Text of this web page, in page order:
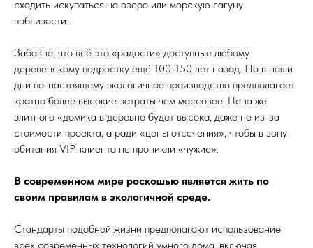
сходить искупаться на озеро или морскую лагуну
поблизости.
Забавно, что всё это «радости» доступные любому
деревенскому подростку ещё 100-150 лет назад. Но в наши
дни по-настоящему экологичное производство предполагает
кратно более высокие затраты чем массовое. Цена же
элитного «домика в деревне будет высока, даже не из-за
стоимости проекта, а ради «цены отсечения», чтобы в зону
обитания VIP-клиента не проникли «чужие».
В современном мире роскошью является жить по
своим правилам в экологичной среде.
Стандарты подобной жизни предполагают использование
всех современных технологий умного дома, включая